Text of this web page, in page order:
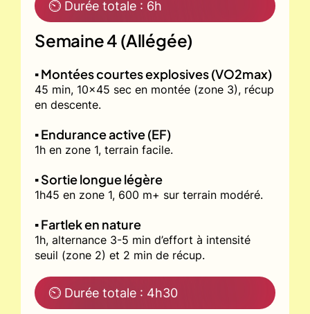
⏲ Durée totale : 6h
Semaine 4 (Allégée)
▪️ Montées courtes explosives (VO2max)
45 min, 10x45 sec en montée (zone 3), récup
en descente.
▪️ Endurance active (EF)
1h en zone 1, terrain facile.
▪️ Sortie longue légère
1h45 en zone 1, 600 m+ sur terrain modéré.
▪️ Fartlek en nature
1h, alternance 3-5 min d’effort à intensité
seuil (zone 2) et 2 min de récup.
⏲ Durée totale : 4h30